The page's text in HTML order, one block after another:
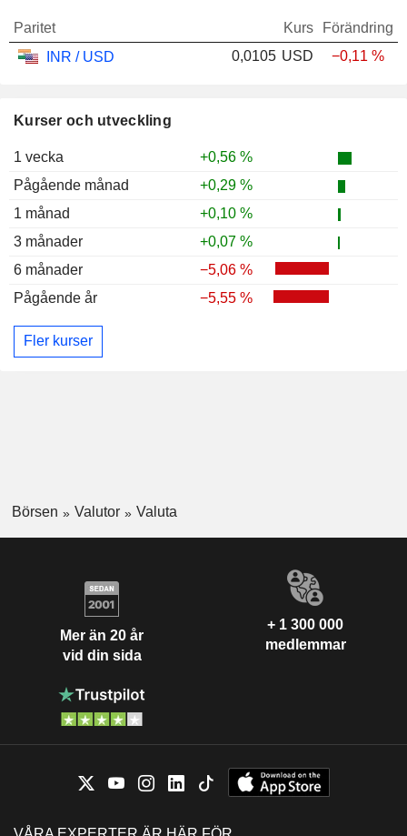
Paritet Kurs
Förändring
INR / USD
0,0105 USD −0,11 %
Kurser och utveckling
1 vecka
+0,56 %
Pågående månad
+0,29 %
1 månad
+0,10 %
3 månader
+0,07 %
6 månader
−5,06 %
Pågående år
−5,55 %
Fler kurser
Börsen Valutor Valuta
Mer än 20 år
vid din sida
+ 1 300 000
medlemmar